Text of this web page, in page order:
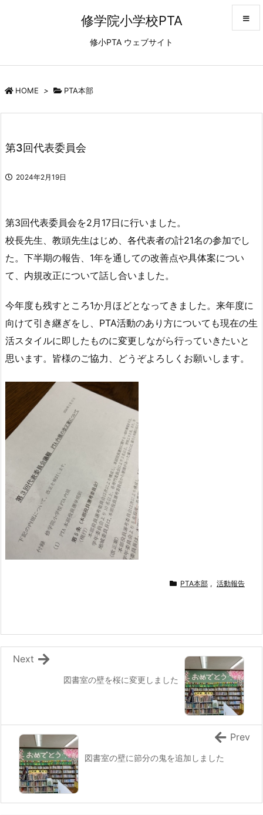
修学院小学校PTA
修小PTA ウェブサイト
HOME > PTA本部
第3回代表委員会
2024年2月19日
第3回代表委員会を2月17日に行いました。
校長先生、教頭先生はじめ、各代表者の計21名の参加でし
た。下半期の報告、1年を通しての改善点や具体案につい
て、内規改正について話し合いました。
今年度も残すところ1か月ほどとなってきました。来年度に
向けて引き継ぎをし、PTA活動のあり方についても現在の生
活スタイルに即したものに変更しながら行っていきたいと
思います。皆様のご協力、どうぞよろしくお願いします。
PTA本部 , 活動報告
図書室の壁を桜に変更しました
Next
図書室の壁に節分の鬼を追加しました
Prev